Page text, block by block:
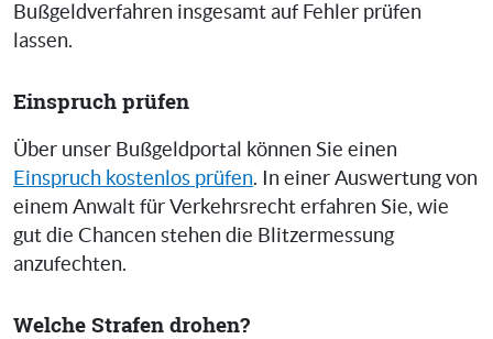
Bußgeldverfahren insgesamt auf Fehler prüfen
lassen.
Einspruch prüfen
Über unser Bußgeldportal können Sie einen
Einspruch kostenlos prüfen. In einer Auswertung von
einem Anwalt für Verkehrsrecht erfahren Sie, wie
gut die Chancen stehen die Blitzermessung
anzufechten.
Welche Strafen drohen?